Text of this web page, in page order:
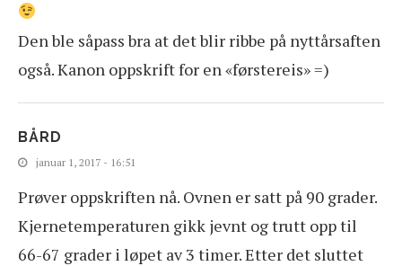
Den ble såpass bra at det blir ribbe på nyttårsaften
også. Kanon oppskrift for en «førstereis» =)
BÅRD
januar 1, 2017 - 16:51
Prøver oppskriften nå. Ovnen er satt på 90 grader.
Kjernetemperaturen gikk jevnt og trutt opp til
66-67 grader i løpet av 3 timer. Etter det sluttet